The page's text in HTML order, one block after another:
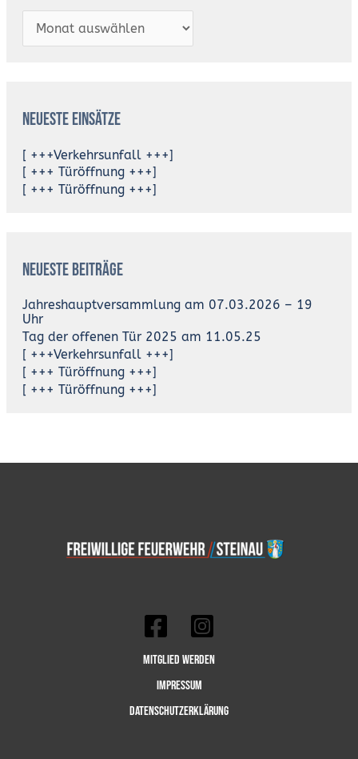
Neueste Einsätze
[ +++Verkehrsunfall +++]
[ +++ Türöffnung +++]
[ +++ Türöffnung +++]
Neueste Beiträge
Jahreshauptversammlung am 07.03.2026 – 19
Uhr
Tag der offenen Tür 2025 am 11.05.25
[ +++Verkehrsunfall +++]
[ +++ Türöffnung +++]
[ +++ Türöffnung +++]
Mitglied werden
Impressum
Datenschutzerklärung